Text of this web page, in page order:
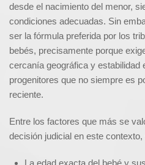
desde el nacimiento del menor,
condiciones adecuadas. Sin
ser la fórmula preferida por los
bebés, precisamente porque
cercanía geográfica y estabilidad
progenitores que no siempre es
reciente.
Entre los factores que más se
decisión judicial en este
La edad exacta del bebé y